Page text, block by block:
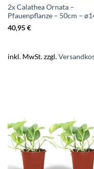
2x Calathea Ornata –
Pfauenpflanze – 50cm –
40,95€
inkl. MwSt.zzgl.